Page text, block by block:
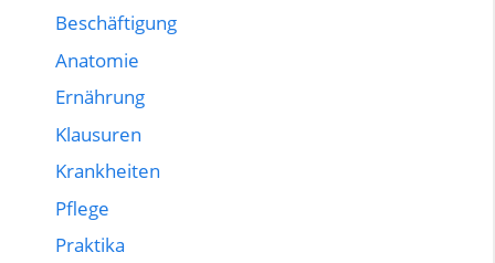
Beschäftigung
Anatomie
Ernährung
Klausuren
Krankheiten
Pflege
Praktika